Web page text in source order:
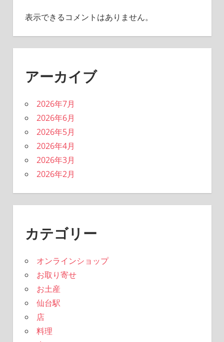
表示できるコメントはありません。
アーカイブ
2026年7月
2026年6月
2026年5月
2026年4月
2026年3月
2026年2月
カテゴリー
オンラインショップ
お取り寄せ
お土産
仙台駅
店
料理